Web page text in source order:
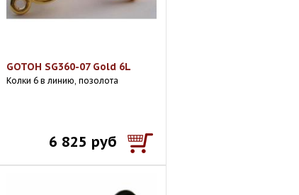
GOTOH SG360-07 Gold 6L
Колки 6 в линию, позолота
6 825 руб